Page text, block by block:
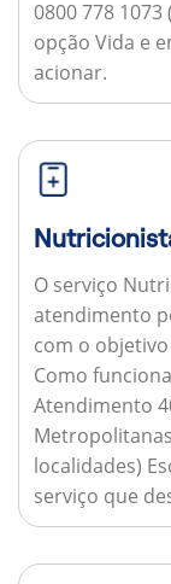
0800 778
opção Vida e
acionar.
O serviço
atendimento
com o
Como
Atendimento
localidades)
serviço que